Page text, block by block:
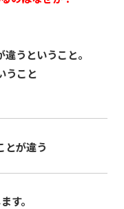
うということ。
うこと
とが違う
す。